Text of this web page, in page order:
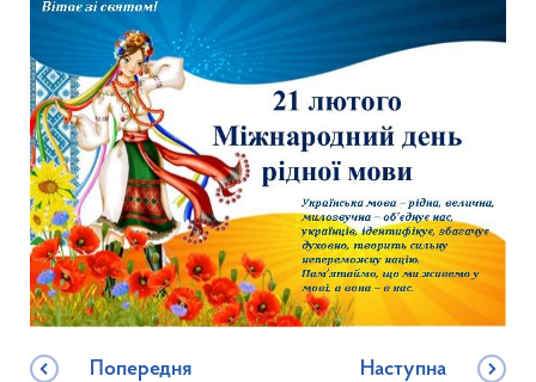
Попередня Наступна